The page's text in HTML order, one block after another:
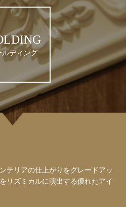
ルディング
テリアの仕上がりをグレードアッ
リズミカルに演出する優れたアイ